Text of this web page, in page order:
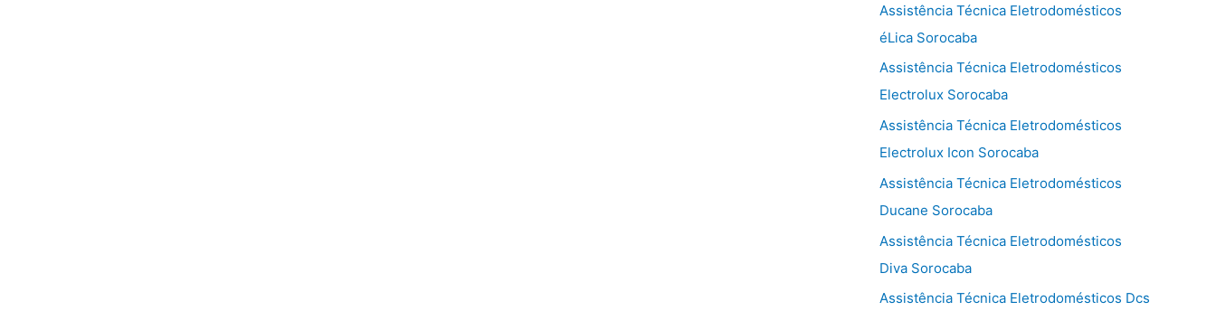
Assistência Técnica Eletrodomésticos
éLica Sorocaba
Assistência Técnica Eletrodomésticos
Electrolux Sorocaba
Assistência Técnica Eletrodomésticos
Electrolux Icon Sorocaba
Assistência Técnica Eletrodomésticos
Ducane Sorocaba
Assistência Técnica Eletrodomésticos
Diva Sorocaba
Assistência Técnica Eletrodomésticos Dcs